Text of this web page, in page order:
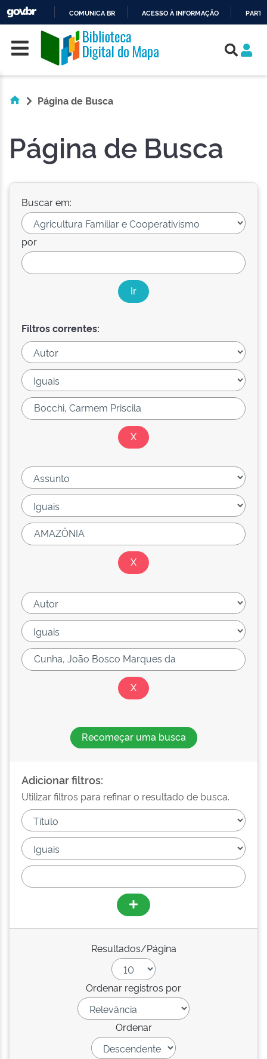
O
CONTEÚDO
COMUNICA BR ACESSO À INFORMAÇÃO
Skip navigation
Página de Busca
Página de Busca
Buscar em:
por
Filtros correntes:
Recomeçar uma busca
Adicionar filtros:
Utilizar filtros para refinar o resultado de busca.
Resultados/Página
Ordenar registros por
Ordenar